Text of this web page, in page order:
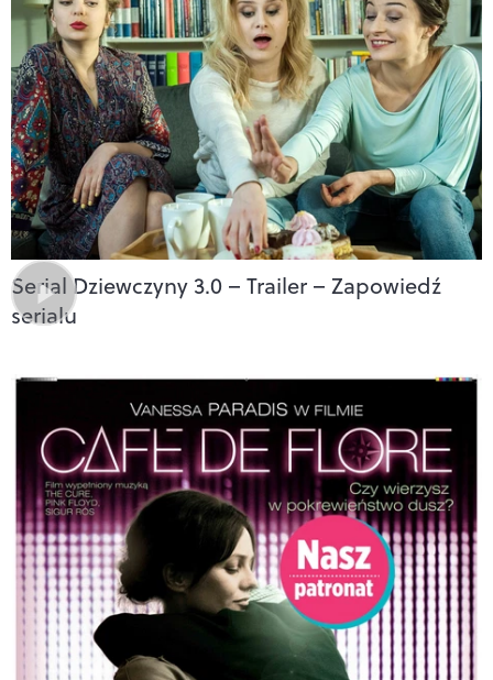
Serial Dziewczyny 3.0 – Trailer – Zapowiedź
serialu